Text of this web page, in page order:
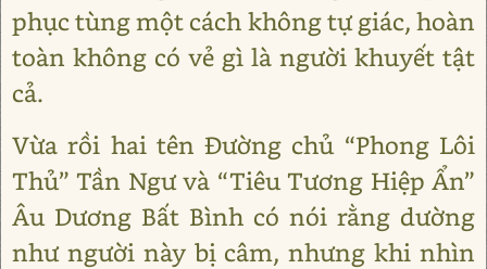
phục tùng một cách không tự giác, hoàn
toàn không có vẻ gì là người khuyết tật
cả.
Vừa rồi hai tên Đường chủ “Phong Lôi
Thủ” Tần Ngư và “Tiêu Tương Hiệp Ẩn”
Âu Dương Bất Bình có nói rằng dường
như người này bị câm, nhưng khi nhìn